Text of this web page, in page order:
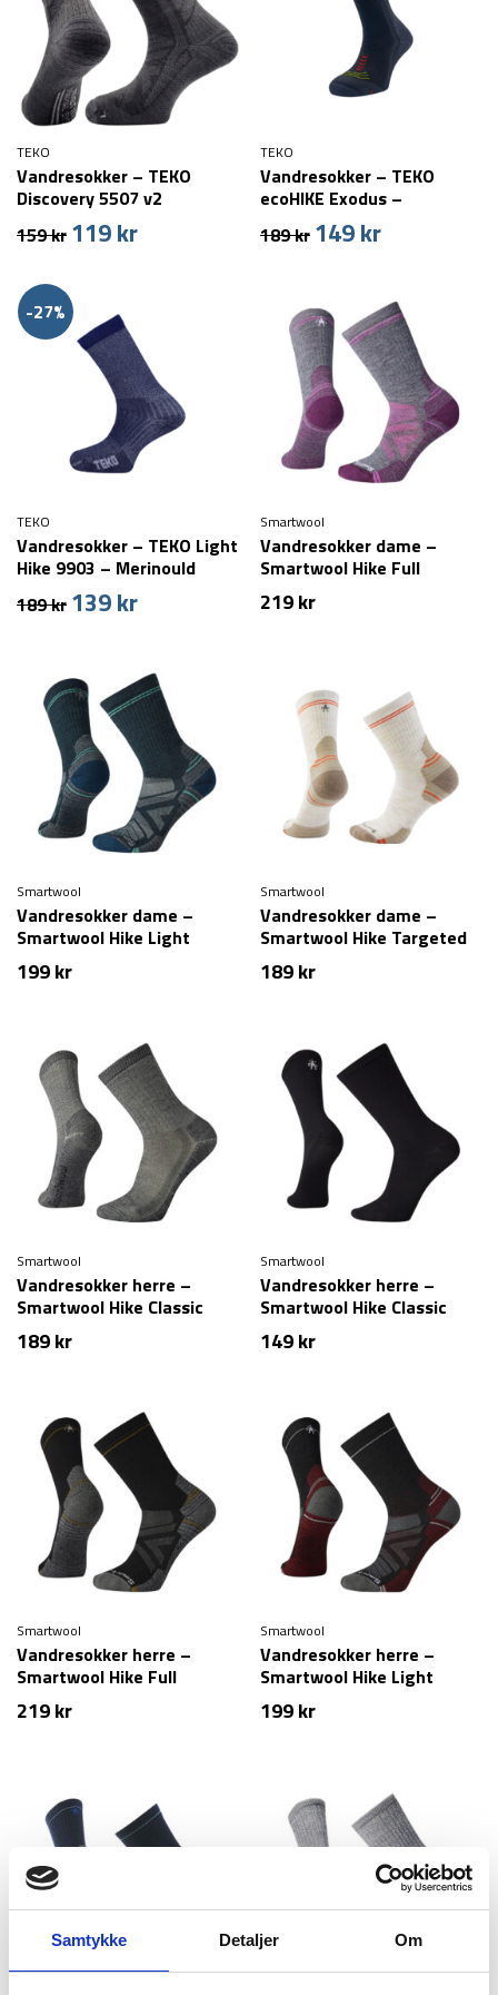
Samtykke Detaljer Om
TEKO
Vandresokker – TEKO
Discovery 5507 v2
159kr Den
var:
159 kr.
119krDen
TEKO
Vandresokker – TEKO
ecoHIKE Exodus –
Merinould
189kr Den
var:
189 kr.
149krDen
er:
149 kr.
-27%
TEKO
Vandresokker – TEKO Light
Hike 9903 – Merinould
189kr Den
var:
189 kr.
139krDen
er:
139 kr.
Smartwool
Vandresokker dame –
Smartwool Hike Full
Cushion Crew Socks – Grå
219kr
Smartwool
Vandresokker dame –
Smartwool Hike Light
Cushion Crew Socks – Blå
199kr
Smartwool
Vandresokker dame –
Smartwool Hike Targeted
Cushion Mid Crew Socks –
Beige
189kr
Smartwool
Vandresokker herre –
Smartwool Hike Classic
Edition Full Cushion Crew
Socks – Grå
189kr
Smartwool
Vandresokker herre –
Smartwool Hike Classic
Edition Zero Cushion Liner
Crew Socks – Sort
149kr
Smartwool
Vandresokker herre –
Smartwool Hike Full
Cushion Crew Socks – Sort
219kr
Smartwool
Vandresokker herre –
Smartwool Hike Light
Cushion Crew Socks – Sort
199kr